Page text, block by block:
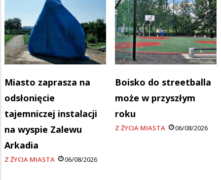
Miasto zaprasza na
odsłonięcie
tajemniczej instalacji
na wyspie Zalewu
Arkadia
Z ŻYCIA MIASTA 06/08/2026
Boisko do streetballa
może w przyszłym
roku
Z ŻYCIA MIASTA 06/08/2026